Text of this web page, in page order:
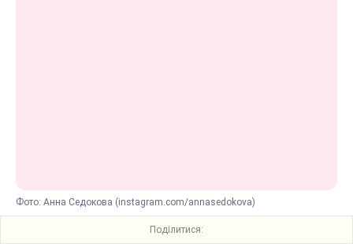
Фото: Анна Седокова (instagram.com/annasedokova)
Поділитися: